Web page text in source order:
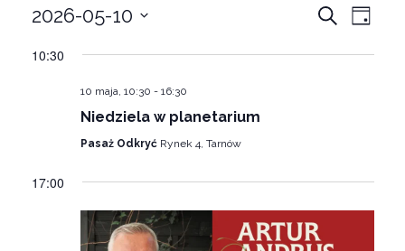
Wyszukaj
Dzień
2026-05-10
datę.
10:30
10 maja, 10:30 - 16:30
Niedziela w planetarium
Pasaż Odkryć Rynek 4, Tarnów
17:00